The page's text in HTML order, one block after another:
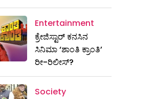
Entertainment
ಕ್ರೇಜಿಸ್ಟಾರ್ ಕನಸಿನ
ಸಿನಿಮಾ ‘ಶಾಂತಿ ಕ್ರಾಂತಿ’
ರೀ-ರಿಲೀಸ್?
Society